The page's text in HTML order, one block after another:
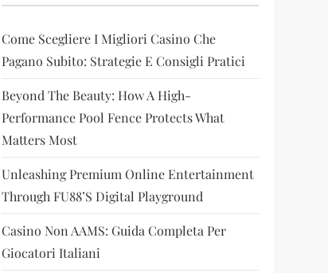
Come Scegliere I Migliori Casino Che
Pagano Subito: Strategie E Consigli Pratici
Beyond The Beauty: How A High-
Performance Pool Fence Protects What
Matters Most
Unleashing Premium Online Entertainment
Through FU88’s Digital Playground
Casino Non AAMS: Guida Completa Per
Giocatori Italiani